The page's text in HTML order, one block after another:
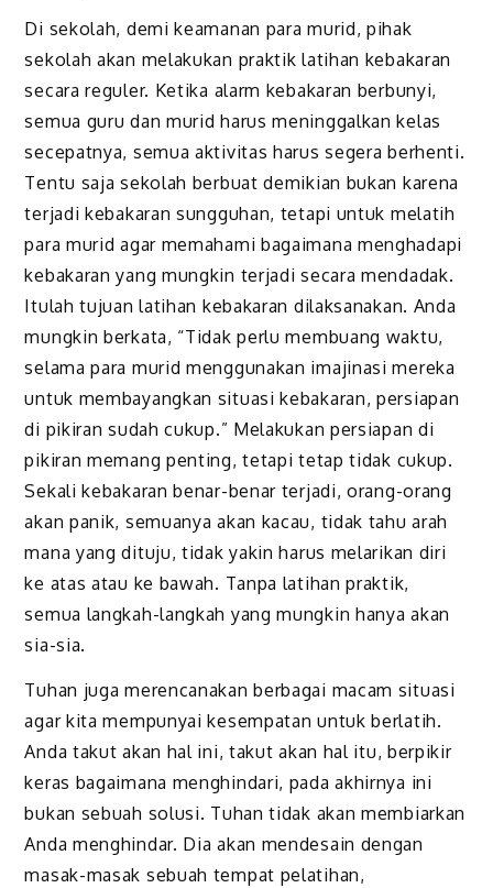
Di sekolah, demi keamanan para murid, pihak
sekolah akan melakukan praktik latihan kebakaran
secara reguler. Ketika alarm kebakaran berbunyi,
semua guru dan murid harus meninggalkan kelas
secepatnya, semua aktivitas harus segera berhenti.
Tentu saja sekolah berbuat demikian bukan karena
terjadi kebakaran sungguhan, tetapi untuk melatih
para murid agar memahami bagaimana menghadapi
kebakaran yang mungkin terjadi secara mendadak.
Itulah tujuan latihan kebakaran dilaksanakan. Anda
mungkin berkata, “Tidak perlu membuang waktu,
selama para murid menggunakan imajinasi mereka
untuk membayangkan situasi kebakaran, persiapan
di pikiran sudah cukup.” Melakukan persiapan di
pikiran memang penting, tetapi tetap tidak cukup.
Sekali kebakaran benar-benar terjadi, orang-orang
akan panik, semuanya akan kacau, tidak tahu arah
mana yang dituju, tidak yakin harus melarikan diri
ke atas atau ke bawah. Tanpa latihan praktik,
semua langkah-langkah yang mungkin hanya akan
sia-sia.
Tuhan juga merencanakan berbagai macam situasi
agar kita mempunyai kesempatan untuk berlatih.
Anda takut akan hal ini, takut akan hal itu, berpikir
keras bagaimana menghindari, pada akhirnya ini
bukan sebuah solusi. Tuhan tidak akan membiarkan
Anda menghindar. Dia akan mendesain dengan
masak-masak sebuah tempat pelatihan,